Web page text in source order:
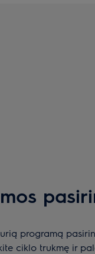
programą
ciklo trukmę ir